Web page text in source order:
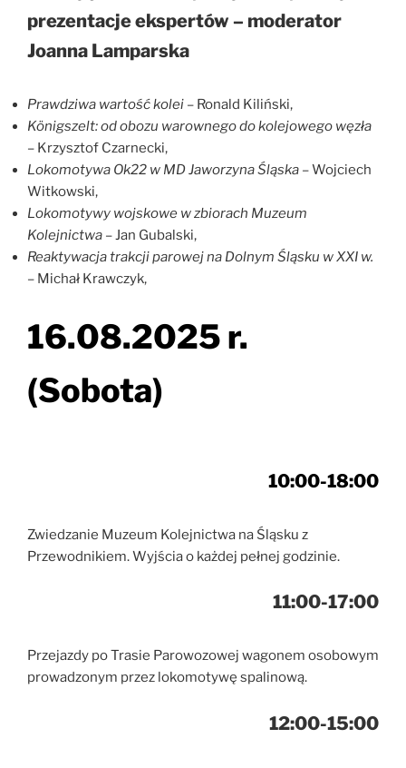
prezentacje ekspertów – moderator
Joanna Lamparska
Prawdziwa wartość kolei – Ronald Kiliński,
Königszelt: od obozu warownego do kolejowego węzła
– Krzysztof Czarnecki,
Lokomotywa Ok22 w MD Jaworzyna Śląska – Wojciech
Witkowski,
Lokomotywy wojskowe w zbiorach Muzeum
Kolejnictwa – Jan Gubalski,
Reaktywacja trakcji parowej na Dolnym Śląsku w XXI w.
– Michał Krawczyk,
16.08.2025 r.
(Sobota)
10:00-18:00
Zwiedzanie Muzeum Kolejnictwa na Śląsku z
Przewodnikiem. Wyjścia o każdej pełnej godzinie.
11:00-17:00
Przejazdy po Trasie Parowozowej wagonem osobowym
prowadzonym przez lokomotywę spalinową.
12:00-15:00